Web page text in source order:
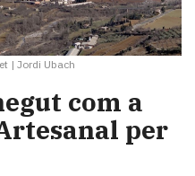
| Jordi Ubach
com a
per